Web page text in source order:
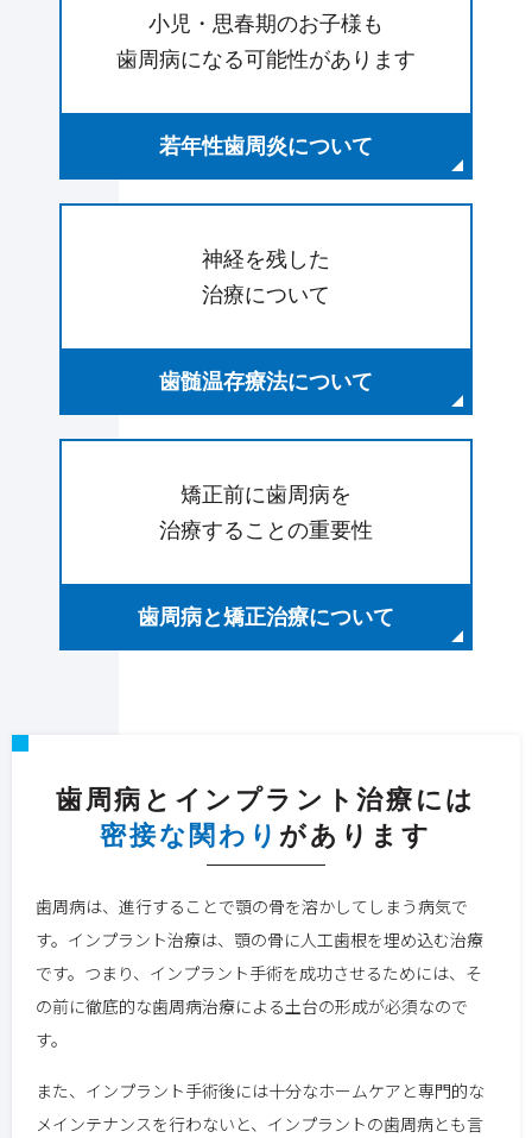
小児・思春期のお子様も
歯周病になる可能性があります
若年性歯周炎について
神経を残した
治療について
歯髄温存療法について
矯正前に歯周病を
治療することの重要性
歯周病と矯正治療について
歯周病とインプラント治療には
密接な関わり があります
歯周病は、進行することで顎の骨を溶かしてしまう病気で
す。インプラント治療は、顎の骨に人工歯根を埋め込む治療
です。つまり、インプラント手術を成功させるためには、そ
の前に徹底的な歯周病治療による土台の形成が必須なので
す。
また、インプラント手術後には十分なホームケアと専門的な
メインテナンスを行わないと、インプラントの歯周病とも言